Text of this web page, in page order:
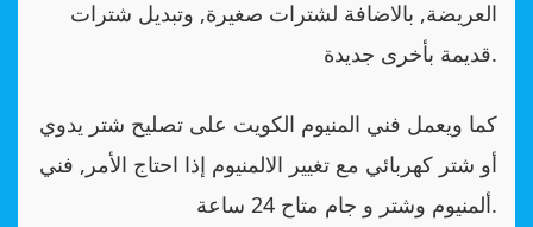
العريضة, بالاضافة لشترات صغيرة, وتبديل شترات
قديمة بأخرى جديدة.
كما ويعمل فني المنيوم الكويت على تصليح شتر يدوي
أو شتر كهربائي مع تغيير الالمنيوم إذا احتاج الأمر, فني
ألمنيوم وشتر و جام متاح 24 ساعة.